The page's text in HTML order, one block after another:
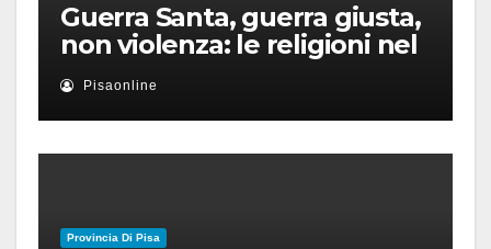
Guerra Santa, guerra giusta,
non violenza: le religioni nel
nuovo disordine mondiale
Pisaonline
Provincia Di Pisa